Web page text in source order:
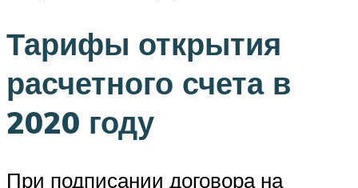
Тарифы открытия
расчетного счета в
2020 году
При подписании договора на